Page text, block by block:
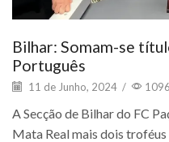
Bilhar: Somam-se
Português
11 de Junho, 2024 / 1096
A Secção de Bilhar do FC
Mata Real mais dois